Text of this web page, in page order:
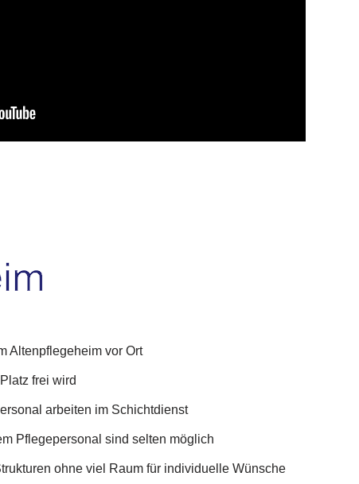
Altenpflegeheim vor Ort
frei wird
arbeiten im Schichtdienst
Pflegepersonal sind selten möglich
ohne viel Raum für individuelle Wünsche